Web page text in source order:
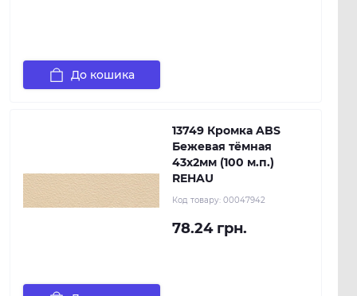
До кошика
13749 Кромка ABS
Бежевая тёмная
43х2мм (100 м.п.)
REHAU
Код товару: 00047942
78.24 грн.